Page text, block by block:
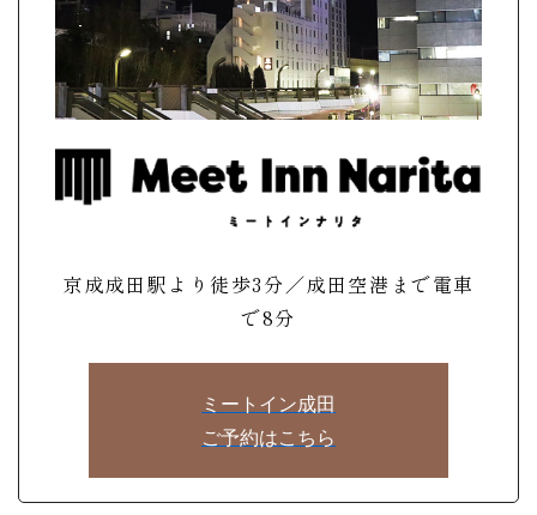
京成成田駅より徒歩3分／成田空港まで電車
で8分
ミートイン成田
ご予約はこちら